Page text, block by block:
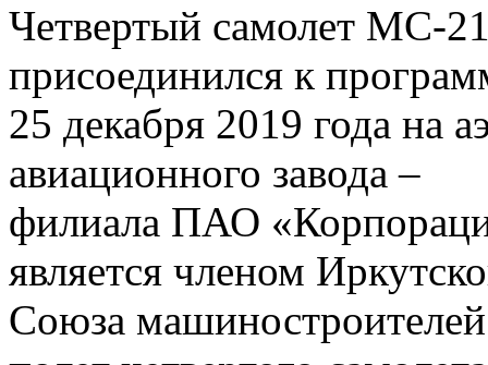
Четвертый самолет
присоединился к
25 декабря 2019 года на
авиационного завода –
филиала ПАО
является членом
Союза